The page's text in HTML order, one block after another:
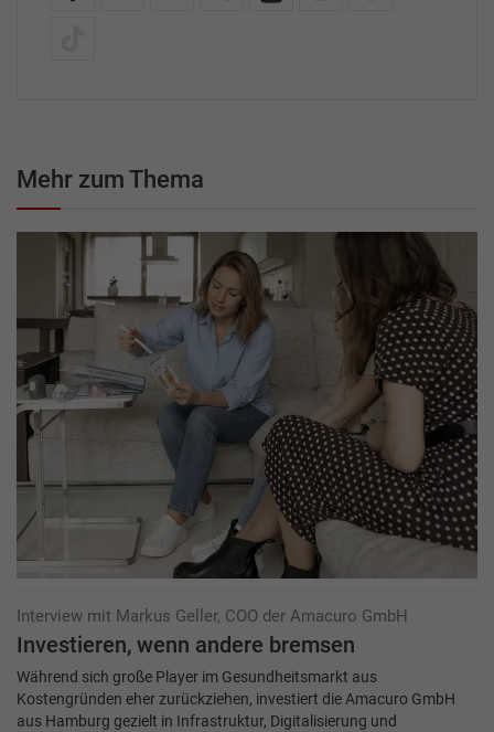
Mehr zum Thema
Interview mit Markus Geller, COO der Amacuro GmbH
Investieren, wenn andere bremsen
Während sich große Player im Gesundheitsmarkt aus
Kostengründen eher zurückziehen, investiert die Amacuro GmbH
aus Hamburg gezielt in Infrastruktur, Digitalisierung und